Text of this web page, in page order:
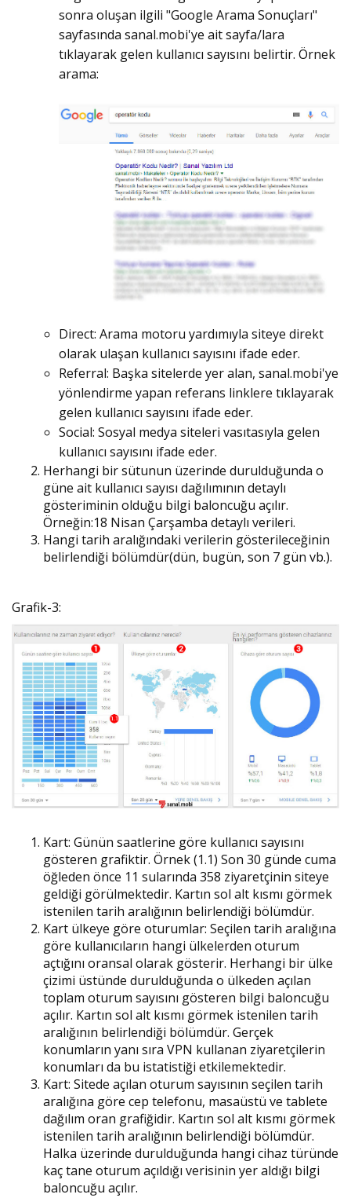
sonra oluşan ilgili "Google Arama Sonuçları"
sayfasında sanal.mobi'ye ait sayfa/lara
tıklayarak gelen kullanıcı sayısını belirtir. Örnek
arama:
Direct: Arama motoru yardımıyla siteye direkt
olarak ulaşan kullanıcı sayısını ifade eder.
Referral: Başka sitelerde yer alan, sanal.mobi'ye
yönlendirme yapan referans linklere tıklayarak
gelen kullanıcı sayısını ifade eder.
Social: Sosyal medya siteleri vasıtasıyla gelen
kullanıcı sayısını ifade eder.
Herhangi bir sütunun üzerinde durulduğunda o
güne ait kullanıcı sayısı dağılımının detaylı
gösteriminin olduğu bilgi baloncuğu açılır.
Örneğin:18 Nisan Çarşamba detaylı verileri.
Hangi tarih aralığındaki verilerin gösterileceğinin
belirlendiği bölümdür(dün, bugün, son 7 gün vb.).
Grafik-3:
Kart: Günün saatlerine göre kullanıcı sayısını
gösteren grafiktir. Örnek (1.1) Son 30 günde cuma
öğleden önce 11 sularında 358 ziyaretçinin siteye
geldiği görülmektedir. Kartın sol alt kısmı görmek
istenilen tarih aralığının belirlendiği bölümdür.
Kart ülkeye göre oturumlar: Seçilen tarih aralığına
göre kullanıcıların hangi ülkelerden oturum
açtığını oransal olarak gösterir. Herhangi bir ülke
çizimi üstünde durulduğunda o ülkeden açılan
toplam oturum sayısını gösteren bilgi baloncuğu
açılır. Kartın sol alt kısmı görmek istenilen tarih
aralığının belirlendiği bölümdür. Gerçek
konumların yanı sıra VPN kullanan ziyaretçilerin
konumları da bu istatistiği etkilemektedir.
Kart: Sitede açılan oturum sayısının seçilen tarih
aralığına göre cep telefonu, masaüstü ve tablete
dağılım oran grafiğidir. Kartın sol alt kısmı görmek
istenilen tarih aralığının belirlendiği bölümdür.
Halka üzerinde durulduğunda hangi cihaz türünde
kaç tane oturum açıldığı verisinin yer aldığı bilgi
baloncuğu açılır.